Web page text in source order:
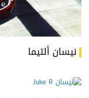
نيسان ألتيما